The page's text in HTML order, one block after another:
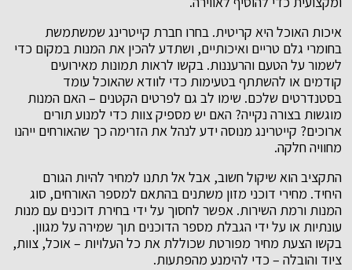
איכות האוכל היא קריטית. בחרו חברת קייטרינג שמשתמשת
בחומרי גלם טריים ואיכותיים, ושתדע להכין את המנות במקום כדי
לשמור על הטעם והרעננות. בקשו לראות תמונות מאירועים
קודמים או להשתתף בטעימות כדי לוודא שהאוכל עומד
בסטנדרטים שלכם. שימו לב גם לפרטים הקטנים – האם המנות
מוגשות בצורה נקייה? האם יש מספיק צוות כדי למנוע תורים
ארוכים? קייטרינג מנוסה ידע לנהל את הזרימה כך שהאורחים ייהנו
מחוויה חלקה.
התקציב הוא שיקול חשוב, אבל אל תתנו למחיר להיות הגורם
היחיד. מחירי דוכני מזון משתנים בהתאם למספר האורחים, סוג
המנות ורמת השירות. אפשר לחסוך על ידי בחירת דוכנים עם מנות
עונתיות או על ידי הגבלת מספר הדוכנים תוך שמירה על מגוון.
בקשו הצעת מחיר מפורטת שכוללת את כל העלויות – אוכל, צוות,
ציוד והובלה – כדי להימנע מהפתעות.